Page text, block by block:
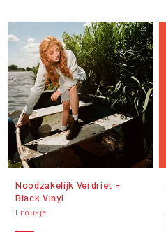
Noodzakelijk Verdriet -
Black Vinyl
Froukje